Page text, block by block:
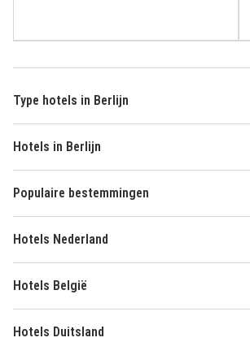
Type hotels in Berlijn
Hotels in Berlijn
Populaire bestemmingen
Hotels Nederland
Hotels België
Hotels Duitsland